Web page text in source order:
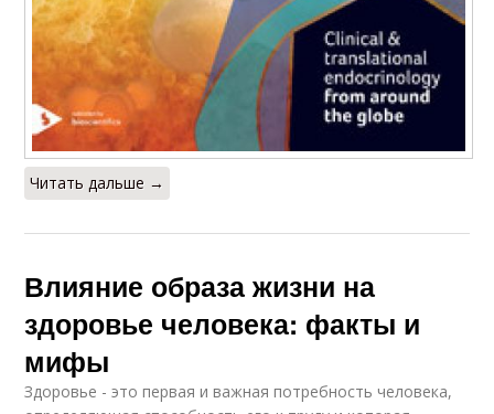
Читать дальше →
Влияние образа жизни на
здоровье человека: факты и
мифы
Здоровье - это первая и важная потребность человека,